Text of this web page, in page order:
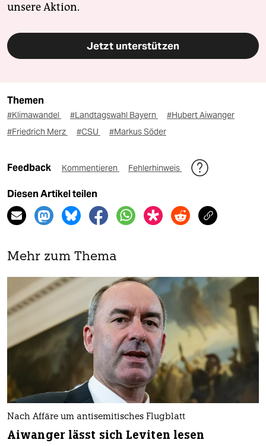
unsere Aktion.
Jetzt unterstützen
Themen
#Klimawandel #Landtagswahl Bayern
#Hubert Aiwanger
#Friedrich Merz
#CSU #Markus Söder
Feedback Kommentieren Fehlerhinweis
Diesen Artikel teilen
Mehr zum Thema
Nach Affäre um antisemitisches Flugblatt
Aiwanger lässt sich Leviten lesen